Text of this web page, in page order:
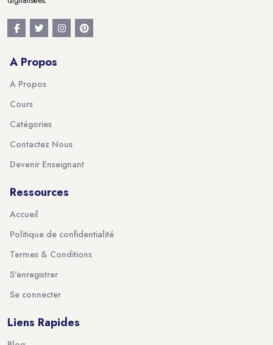
A Propos
A Propos
Cours
Catégories
Contactez Nous
Devenir Enseignant
Ressources
Accueil
Politique de confidentialité
Termes & Conditions
S'enregistrer
Se connecter
Liens Rapides